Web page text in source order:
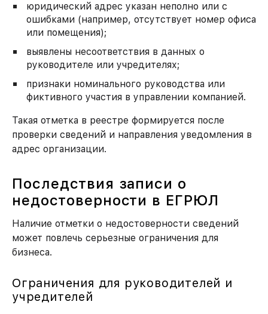
юридический адрес указан неполно или с
ошибками (например, отсутствует номер офиса
или помещения);
выявлены несоответствия в данных о
руководителе или учредителях;
признаки номинального руководства или
фиктивного участия в управлении компанией.
Такая отметка в реестре формируется после
проверки сведений и направления уведомления в
адрес организации.
Последствия записи о
недостоверности в ЕГРЮЛ
Наличие отметки о недостоверности сведений
может повлечь серьезные ограничения для
бизнеса.
Ограничения для руководителей и
учредителей